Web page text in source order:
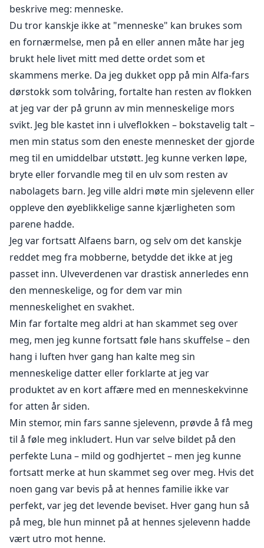
akkurat når Clark planlegger å forlate varulvenes
verden for godt, blir livet hennes snudd på hodet av
hennes make: den neste Alfa-kongen, Griffin Bardot.
Griffin har ventet i årevis på sjansen til å møte sin
make, og han har ingen planer om å la henne gå med
det første. Det spiller ingen rolle hvor langt Clark
prøver å løpe fra skjebnen sin eller sin make - Griffin
har til hensikt å beholde henne, uansett hva han må
gjøre eller hvem som står i veien.
beskrive meg: menneske.
Du tror kanskje ikke at "menneske" kan brukes som
en fornærmelse, men på en eller annen måte har jeg
brukt hele livet mitt med dette ordet som et
skammens merke. Da jeg dukket opp på min Alfa-fars
dørstokk som tolvåring, fortalte han resten av flokken
at jeg var der på grunn av min menneskelige mors
svikt. Jeg ble kastet inn i ulveflokken – bokstavelig talt –
men min status som den eneste mennesket der gjorde
meg til en umiddelbar utstøtt. Jeg kunne verken løpe,
bryte eller forvandle meg til en ulv som resten av
nabolagets barn. Jeg ville aldri møte min sjelevenn eller
oppleve den øyeblikkelige sanne kjærligheten som
parene hadde.
Jeg var fortsatt Alfaens barn, og selv om det kanskje
reddet meg fra mobberne, betydde det ikke at jeg
passet inn. Ulveverdenen var drastisk annerledes enn
den menneskelige, og for dem var min
menneskelighet en svakhet.
Min far fortalte meg aldri at han skammet seg over
meg, men jeg kunne fortsatt føle hans skuffelse – den
hang i luften hver gang han kalte meg sin
menneskelige datter eller forklarte at jeg var
produktet av en kort affære med en menneskekvinne
for atten år siden.
Min stemor, min fars sanne sjelevenn, prøvde å få meg
til å føle meg inkludert. Hun var selve bildet på den
perfekte Luna – mild og godhjertet – men jeg kunne
fortsatt merke at hun skammet seg over meg. Hvis det
noen gang var bevis på at hennes familie ikke var
perfekt, var jeg det levende beviset. Hver gang hun så
på meg, ble hun minnet på at hennes sjelevenn hadde
vært utro mot henne.